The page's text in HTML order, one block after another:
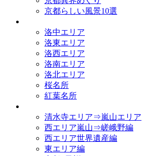
京都らしい風景10選
洛中エリア
洛東エリア
洛西エリア
洛南エリア
洛北エリア
桜名所
紅葉名所
清水寺エリア⇒嵐山エリア
西エリア嵐山⇒嵯峨野編
西エリア世界遺産編
東エリア編